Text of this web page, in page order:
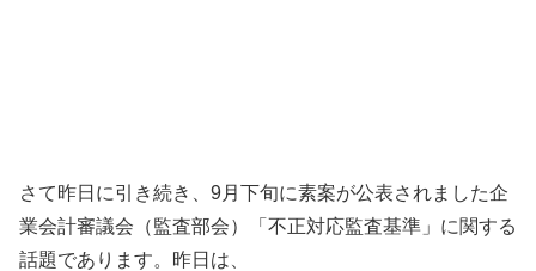
さて昨日に引き続き、9月下旬に素案が公表されました企
業会計審議会（監査部会）「不正対応監査基準」に関する
話題であります。昨日は、